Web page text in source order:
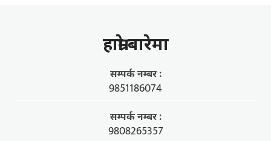
हाम्राे बारेमा
सम्पर्क नम्बर :
9851186074
सम्पर्क नम्बर :
9808265357